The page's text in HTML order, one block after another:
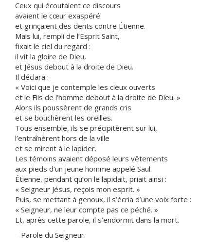
Ceux qui écoutaient ce discours
avaient le cœur exaspéré
et grinçaient des dents contre Étienne.
Mais lui, rempli de l’Esprit Saint,
fixait le ciel du regard :
il vit la gloire de Dieu,
et Jésus debout à la droite de Dieu.
Il déclara :
« Voici que je contemple les cieux ouverts
et le Fils de l’homme debout à la droite de Dieu. »
Alors ils poussèrent de grands cris
et se bouchèrent les oreilles.
Tous ensemble, ils se précipitèrent sur lui,
l’entraînèrent hors de la ville
et se mirent à le lapider.
Les témoins avaient déposé leurs vêtements
aux pieds d’un jeune homme appelé Saul.
Étienne, pendant qu’on le lapidait, priait ainsi :
« Seigneur Jésus, reçois mon esprit. »
Puis, se mettant à genoux, il s’écria d’une voix forte :
« Seigneur, ne leur compte pas ce péché. »
Et, après cette parole, il s’endormit dans la mort.
– Parole du Seigneur.